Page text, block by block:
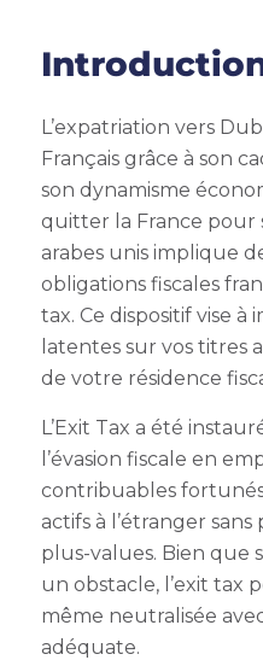
L’expatriation vers
Français grâce à son
son dynamisme
quitter la France pour
arabes unis implique
obligations fiscales
tax. Ce dispositif vise à
latentes sur vos titres
de votre résidence
L’Exit Tax a été
l’évasion fiscale en
contribuables
actifs à l’étranger sans
plus-values. Bien que
un obstacle, l’exit tax
même neutralisée
adéquate.